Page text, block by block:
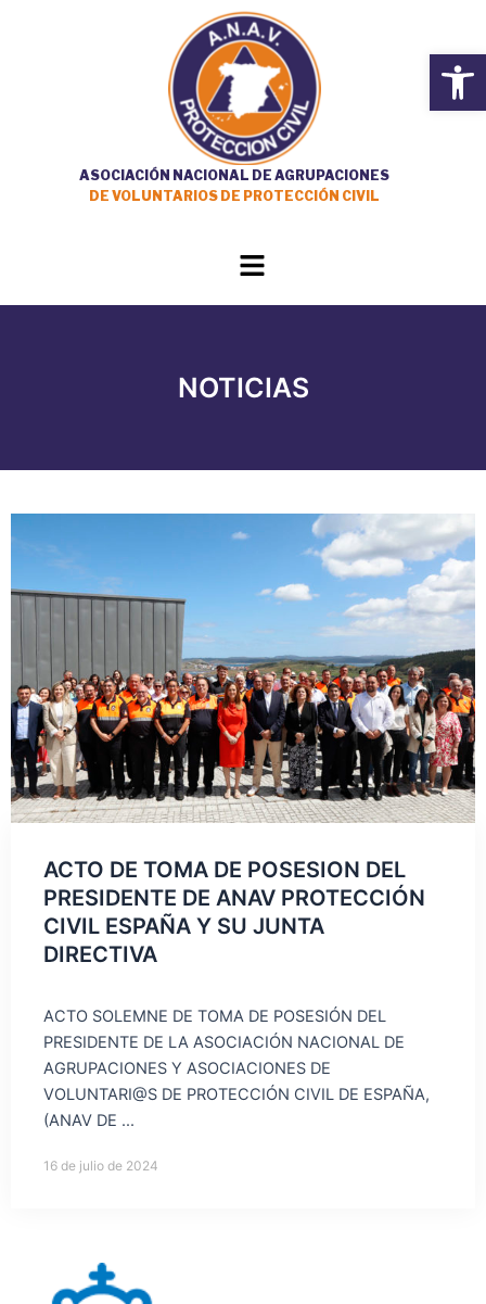
ASOCIACIÓN NACIONAL DE AGRUPACIONES
DE VOLUNTARIOS DE PROTECCIÓN CIVIL
Main
Menu
NOTICIAS
ACTO DE TOMA DE POSESION DEL
PRESIDENTE DE ANAV PROTECCIÓN
CIVIL ESPAÑA Y SU JUNTA
DIRECTIVA
ACTO SOLEMNE DE TOMA DE POSESIÓN DEL
PRESIDENTE DE LA ASOCIACIÓN NACIONAL DE
AGRUPACIONES Y ASOCIACIONES DE
VOLUNTARI@S DE PROTECCIÓN CIVIL DE ESPAÑA,
(ANAV DE ...
16 de julio de 2024